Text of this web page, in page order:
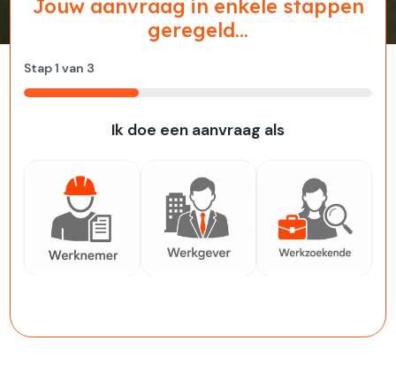
Jouw aanvraag in enkele stappen
geregeld...
Stap1 van 3
33%
Ik doe een aanvraag als